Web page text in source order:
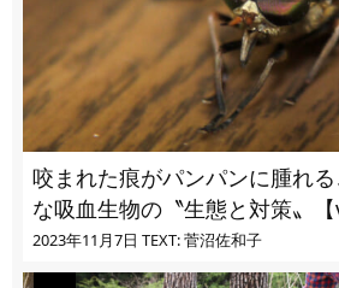
咬まれた痕がパンパンに腫れ
な吸血生物の〝生態と対策〟
ユ・ヌカカ】
2023年11月7日 TEXT: 菅沼佐和子